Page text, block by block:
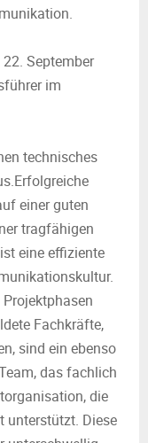
September
im
technisches
einer guten
tragfähigen
eine effiziente
Fachkräfte,
sind ein ebenso
das fachlich
die
unterstützt. Diese